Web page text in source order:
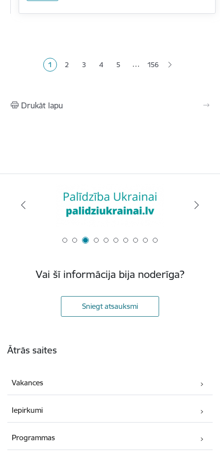
Pašreizējā lapa
1 Lapa
2 Lapa
3 Lapa
4 Lapa
5 … 156
Drukāt lapu
Vai šī informācija bija noderīga?
Sniegt atsauksmi
Ātrās saites
Vakances
Iepirkumi
Programmas